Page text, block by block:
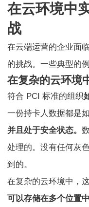
在云环境中
战
在云端运营的企业面
的挑战。一些典型的
在复杂的云环境
符合 PCI 标准的组织
一份持卡人数据都是
并且处于安全状态。
处理的。没有任何灰
到的。
在复杂的云环境中，
可以存储在多个位置